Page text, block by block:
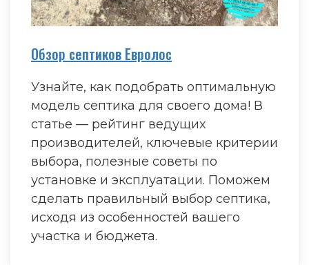
Обзор септиков Евролос
Узнайте, как подобрать оптимальную
модель септика для своего дома! В
статье — рейтинг ведущих
производителей, ключевые критерии
выбора, полезные советы по
установке и эксплуатации. Поможем
сделать правильный выбор септика,
исходя из особенностей вашего
участка и бюджета.